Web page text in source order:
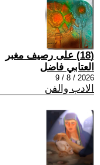
(18) على رصيف مغبر
العتابي فاضل
2026 / 8 / 9
الادب والفن